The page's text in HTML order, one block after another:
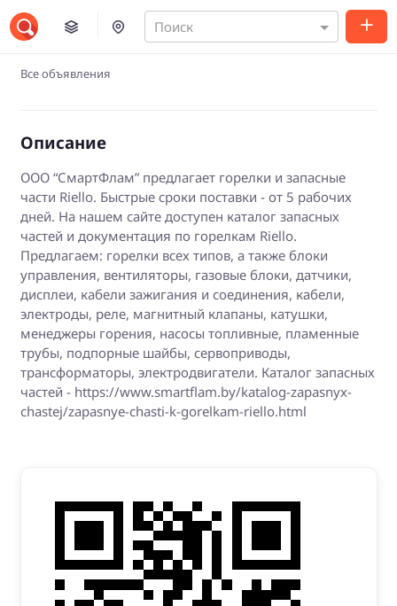
Поиск
Все объявления
Описание
ООО “СмартФлам” предлагает горелки и запасные
части Riello. Быстрые сроки поставки - от 5 рабочих
дней. На нашем сайте доступен каталог запасных
частей и документация по горелкам Riello.
Предлагаем: горелки всех типов, а также блоки
управления, вентиляторы, газовые блоки, датчики,
дисплеи, кабели зажигания и соединения, кабели,
электроды, реле, магнитный клапаны, катушки,
менеджеры горения, насосы топливные, пламенные
трубы, подпорные шайбы, сервоприводы,
трансформаторы, электродвигатели. Каталог запасных
частей - https://www.smartflam.by/katalog-zapasnyx-
chastej/zapasnye-chasti-k-gorelkam-riello.html